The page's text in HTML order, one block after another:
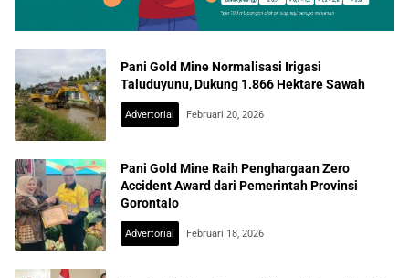
Pani Gold Mine Normalisasi Irigasi
Taluduyunu, Dukung 1.866 Hektare Sawah
Advertorial Februari 20, 2026
Pani Gold Mine Raih Penghargaan Zero
Accident Award dari Pemerintah Provinsi
Gorontalo
Advertorial Februari 18, 2026